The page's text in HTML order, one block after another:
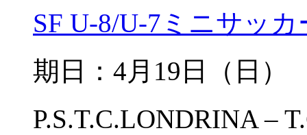
SF U-8/U-7ミニサッ
期日：4月19日（
P.S.T.C.LONDRINA –